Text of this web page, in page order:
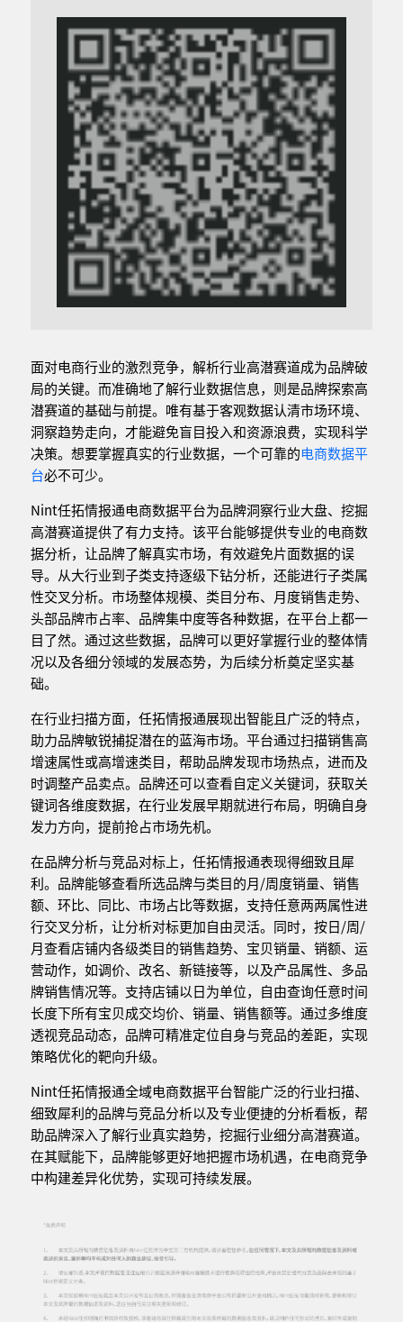
面对电商行业的激烈竞争，解析行业高潜赛道成为品牌破
局的关键。而准确地了解行业数据信息，则是品牌探索高
潜赛道的基础与前提。唯有基于客观数据认清市场环境、
洞察趋势走向，才能避免盲目投入和资源浪费，实现科学
决策。想要掌握真实的行业数据，一个可靠的电商数据平
台必不可少。
Nint任拓情报通电商数据平台为品牌洞察行业大盘、挖掘
高潜赛道提供了有力支持。该平台能够提供专业的电商数
据分析，让品牌了解真实市场，有效避免片面数据的误
导。从大行业到子类支持逐级下钻分析，还能进行子类属
性交叉分析。市场整体规模、类目分布、月度销售走势、
头部品牌市占率、品牌集中度等各种数据，在平台上都一
目了然。通过这些数据，品牌可以更好掌握行业的整体情
况以及各细分领域的发展态势，为后续分析奠定坚实基
础。
在行业扫描方面，任拓情报通展现出智能且广泛的特点，
助力品牌敏锐捕捉潜在的蓝海市场。平台通过扫描销售高
增速属性或高增速类目，帮助品牌发现市场热点，进而及
时调整产品卖点。品牌还可以查看自定义关键词，获取关
键词各维度数据，在行业发展早期就进行布局，明确自身
发力方向，提前抢占市场先机。
在品牌分析与竞品对标上，任拓情报通表现得细致且犀
利。品牌能够查看所选品牌与类目的月/周度销量、销售
额、环比、同比、市场占比等数据，支持任意两两属性进
行交叉分析，让分析对标更加自由灵活。同时，按日/周/
月查看店铺内各级类目的销售趋势、宝贝销量、销额、运
营动作，如调价、改名、新链接等，以及产品属性、多品
牌销售情况等。支持店铺以日为单位，自由查询任意时间
长度下所有宝贝成交均价、销量、销售额等。通过多维度
透视竞品动态，品牌可精准定位自身与竞品的差距，实现
策略优化的靶向升级。
Nint任拓情报通全域电商数据平台智能广泛的行业扫描、
细致犀利的品牌与竞品分析以及专业便捷的分析看板，帮
助品牌深入了解行业真实趋势，挖掘行业细分高潜赛道。
在其赋能下，品牌能够更好地把握市场机遇，在电商竞争
中构建差异化优势，实现可持续发展。